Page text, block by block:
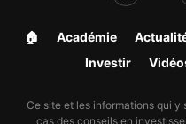
🏠︎ Académie
Investir
Ce site et les informations qui
cas des conseils en